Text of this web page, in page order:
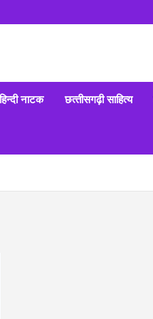
हिन्‍दी नाटक छत्‍तीसगढ़ी साहित्‍य